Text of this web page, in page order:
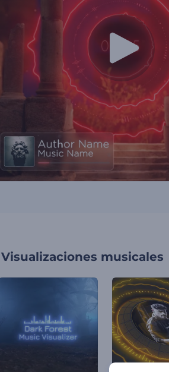
Visualizaciones musicales